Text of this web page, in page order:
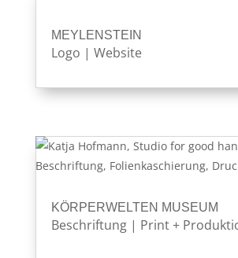
MEYLENSTEIN
Logo | Website
KÖRPERWELTEN MUSEUM
Beschriftung| Print +